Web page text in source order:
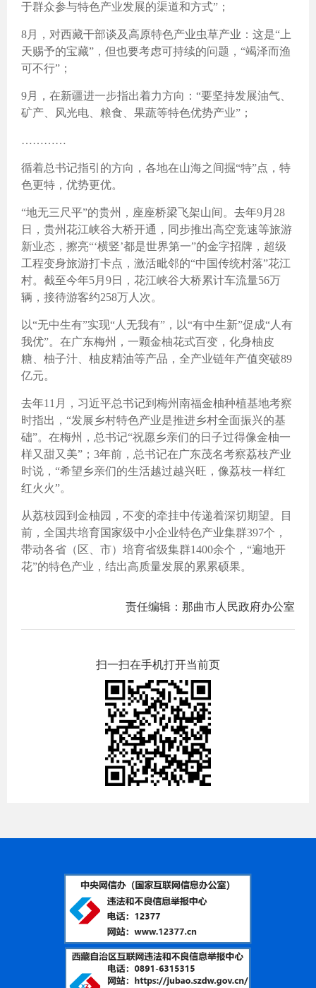
于群众参与特色产业发展的渠道和方式”；
8月，对西藏干部谈及高原特色产业虫草产业：这是“上
天赐予的宝藏”，但也要考虑可持续的问题，“竭泽而渔
可不行”；
9月，在新疆进一步指出着力方向：“要坚持发展油气、
矿产、风光电、粮食、果蔬等特色优势产业”；
…………
循着总书记指引的方向，各地在山海之间掘“特”点，特
色更特，优势更优。
“地无三尺平”的贵州，座座桥梁飞架山间。去年9月28
日，贵州花江峡谷大桥开通，同步推出高空竞速等旅游
新业态，擦亮“‘横竖’都是世界第一”的金字招牌，超级
工程变身旅游打卡点，激活毗邻的“中国传统村落”花江
村。截至今年5月9日，花江峡谷大桥累计车流量56万
辆，接待游客约258万人次。
以“无中生有”实现“人无我有”，以“有中生新”促成“人有
我优”。在广东梅州，一颗金柚花式百变，化身柚皮
糖、柚子汁、柚皮精油等产品，全产业链年产值突破89
亿元。
去年11月，习近平总书记到梅州南福金柚种植基地考察
时指出，“发展乡村特色产业是推进乡村全面振兴的基
础”。在梅州，总书记“祝愿乡亲们的日子过得像金柚一
样又甜又美”；3年前，总书记在广东茂名考察荔枝产业
时说，“希望乡亲们的生活越过越兴旺，像荔枝一样红
红火火”。
从荔枝园到金柚园，不变的牵挂中传递着深切期望。目
前，全国共培育国家级中小企业特色产业集群397个，
带动各省（区、市）培育省级集群1400余个，“遍地开
花”的特色产业，结出高质量发展的累累硕果。
责任编辑：那曲市人民政府办公室
扫一扫在手机打开当前页